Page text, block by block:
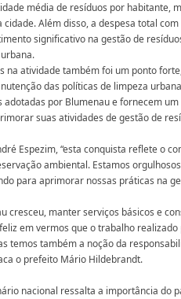
média de resíduos por habitante,
Além disso, a despesa total com
significativo na gestão de
na atividade também foi um ponto
das políticas de limpeza
adotadas por Blumenau e fornecem
suas atividades de gestão de
Espezim, “esta conquista reflete o
ambiental. Estamos
para aprimorar nossas práticas na
cresceu, manter serviços básicos e
em vermos que o trabalho
temos também a noção da
o prefeito Mário Hildebrandt.
nacional ressalta a importância do